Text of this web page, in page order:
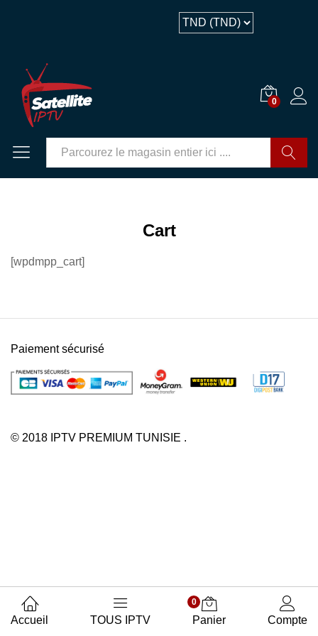
0
GO
Cart
[wpdmpp_cart]
© 2018 IPTV PREMIUM TUNISIE .
Paiement sécurisé
Accueil TOUS IPTV
0
Panier Compte